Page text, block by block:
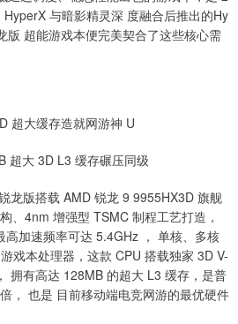
与暗影精灵深 度融合后推出的Hy
版 超能游戏本便完美契合了这些核心需
超大缓存造就网游神 U
超大 3D L3 缓存碾压同级
龙版搭载 AMD 锐龙 9 9955HX3D 旗舰
、4nm 增强型 TSMC 制程工艺打造，
加速频率可达 5.4GHz ， 单核、多核
戏本处理器，这款 CPU 搭载独家 3D V-
拥有高达 128MB 的超大 L3 缓存，是普
， 也是 目前移动端电竞网游的最优硬件